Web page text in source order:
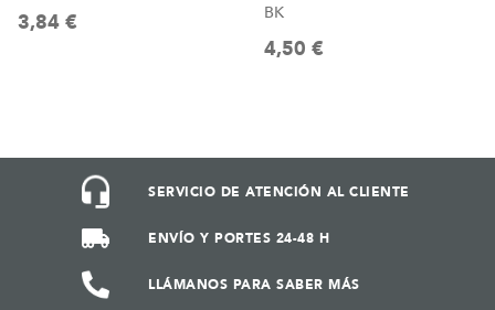
3,84 €
BK
4,50 €
SERVICIO DE ATENCIÓN AL CLIENTE
ENVÍO Y PORTES 24-48 H
LLÁMANOS PARA SABER MÁS